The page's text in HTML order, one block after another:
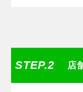
STEP.2 店